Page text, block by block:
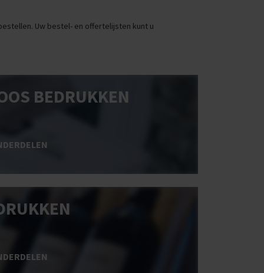
Uw bestel- en offertelijsten kunt u
BEDRUKKEN